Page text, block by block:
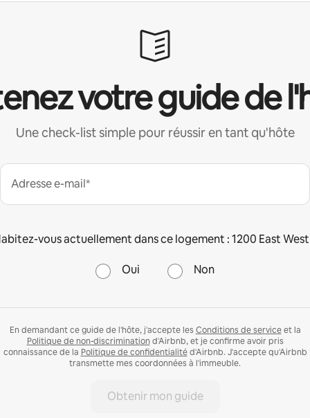
votre guide de
Une check-list simple pour réussir en tant qu'hôte
Adresse e-mail*
vous actuellement dans ce logement : 1200 East West
Oui Non
En demandant ce guide de l'hôte, j'accepte les Conditions de serviceet la
Politique de non-discrimination d'Airbnb, et je confirme avoir pris
connaissance de la Politique de confidentialitéd'Airbnb. J'accepte qu'Airbnb
transmette mes coordonnées à l'immeuble.
Obtenir mon guide